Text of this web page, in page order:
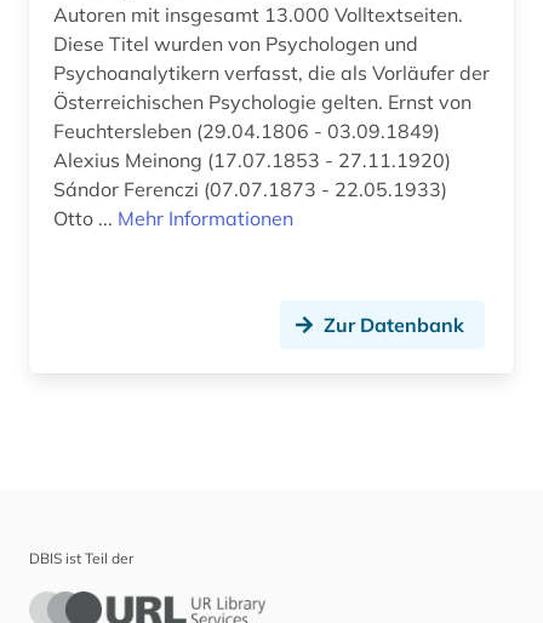
Autoren mit insgesamt 13.000 Volltextseiten.
Diese Titel wurden von Psychologen und
Psychoanalytikern verfasst, die als Vorläufer der
Österreichischen Psychologie gelten. Ernst von
Feuchtersleben (29.04.1806 - 03.09.1849)
Alexius Meinong (17.07.1853 - 27.11.1920)
Sándor Ferenczi (07.07.1873 - 22.05.1933)
Otto ... Mehr Informationen
Zur Datenbank
DBIS ist Teil der